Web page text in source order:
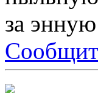
за